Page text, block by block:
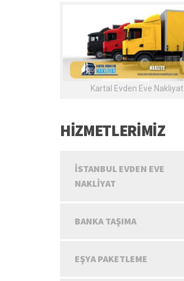
Kartal Evden Eve Nakliyat
HİZMETLERİMİZ
İSTANBUL EVDEN EVE
NAKLIYAT
BANKA TAŞIMA
EŞYA PAKETLEME